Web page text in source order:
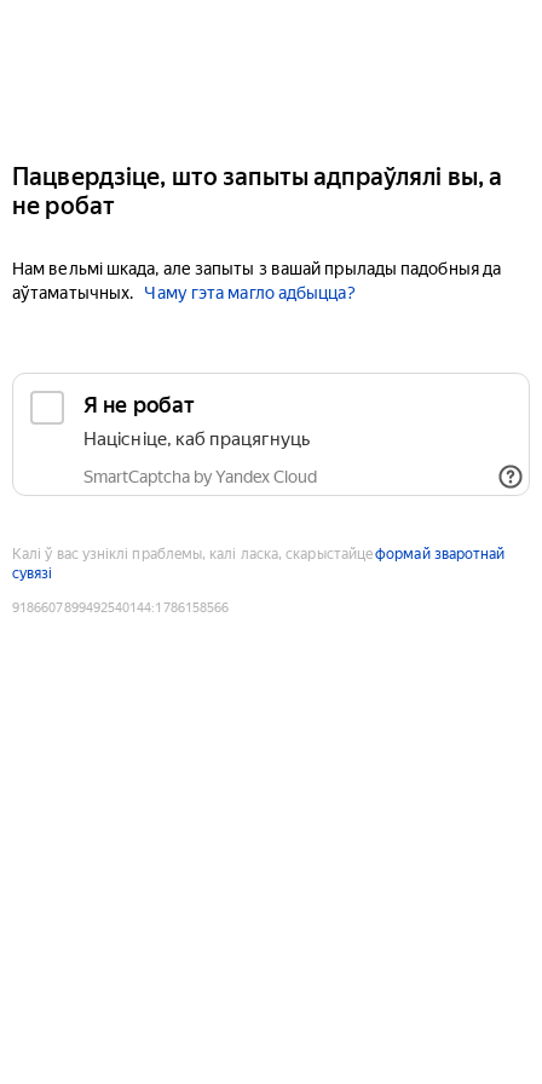
Пацвердзіце, што запыты адпраўлялі вы, а
не робат
Нам вельмі шкада, але запыты з вашай прылады падобныя да
аўтаматычных.
Чаму гэта магло адбыцца?
Я не робат
Націсніце, каб працягнуць
SmartCaptcha by Yandex Cloud
Калі ў вас узніклі праблемы, калі ласка, скарыстайцеформай зваротнай
сувязі
9186607899492540144:1786158566